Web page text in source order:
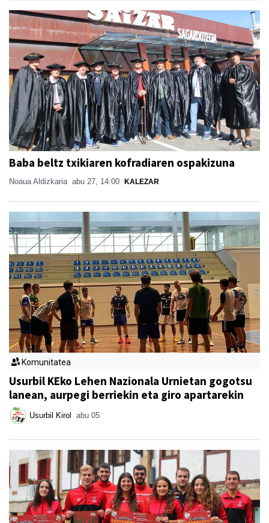
Baba beltz txikiaren kofradiaren ospakizuna
Noaua Aldizkaria abu 27, 14:00 KALEZAR
Komunitatea
Usurbil KEko Lehen Nazionala Urnietan gogotsu
lanean, aurpegi berriekin eta giro apartarekin
Usurbil Kirol abu 05